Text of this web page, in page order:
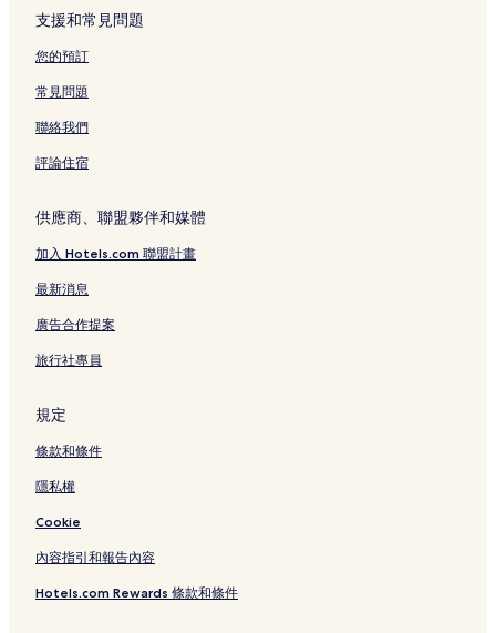
小半天竹藝文化館附近的飯店
日月潭纜車附近的飯店
麒麟潭附近的飯店
向山遊客中心附近的飯店
紫南宮附近的飯店
明潭水庫附近的飯店
竹山文化園區附近的飯店
集集觀光夜市附近的飯店
支援和常見問題
您的預訂
常見問題
聯絡我們
評論住宿
供應商、聯盟夥伴和媒體
加入 Hotels.com 聯盟計畫
最新消息
廣告合作提案
旅行社專員
規定
條款和條件
隱私權
Cookie
內容指引和報告內容
Hotels.com Rewards 條款和條件